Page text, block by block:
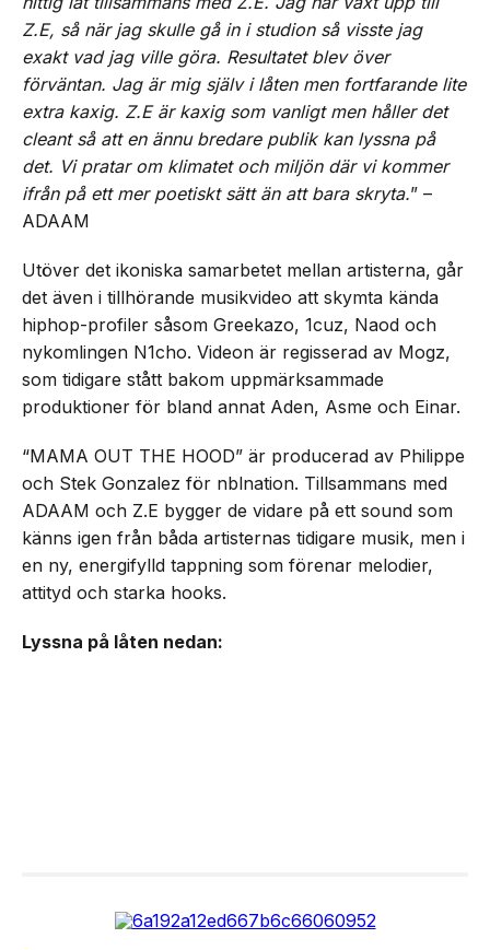
Z.E, så när jag skulle gå in i studion så visste jag
exakt vad jag ville göra. Resultatet blev över
förväntan. Jag är mig själv i låten men fortfarande lite
extra kaxig. Z.E är kaxig som vanligt men håller det
cleant så att en ännu bredare publik kan lyssna på
det. Vi pratar om klimatet och miljön där vi kommer
ifrån på ett mer poetiskt sätt än att bara skryta.” –
ADAAM
Utöver det ikoniska samarbetet mellan artisterna, går
det även i tillhörande musikvideo att skymta kända
hiphop-profiler såsom Greekazo, 1cuz, Naod och
nykomlingen N1cho. Videon är regisserad av Mogz,
som tidigare stått bakom uppmärksammade
produktioner för bland annat Aden, Asme och Einar.
“MAMA OUT THE HOOD” är producerad av Philippe
och Stek Gonzalez för nblnation. Tillsammans med
ADAAM och Z.E bygger de vidare på ett sound som
känns igen från båda artisternas tidigare musik, men i
en ny, energifylld tappning som förenar melodier,
attityd och starka hooks.
Lyssna på låten nedan: